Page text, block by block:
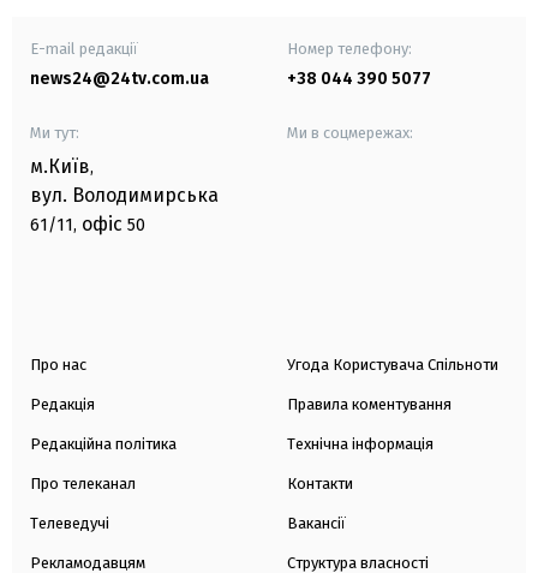
E-mail редакції
news24@24tv.com.ua
Номер телефону:
+38 044 390 5077
Ми тут:
м.Київ,
вул. Володимирська
61/11, офіс 50
Ми в соцмережах:
Про нас
Редакція
Редакційна політика
Про телеканал
Телеведучі
Рекламодавцям
Угода Користувача Спільноти
Правила коментування
Технічна інформація
Контакти
Вакансії
Структура власності